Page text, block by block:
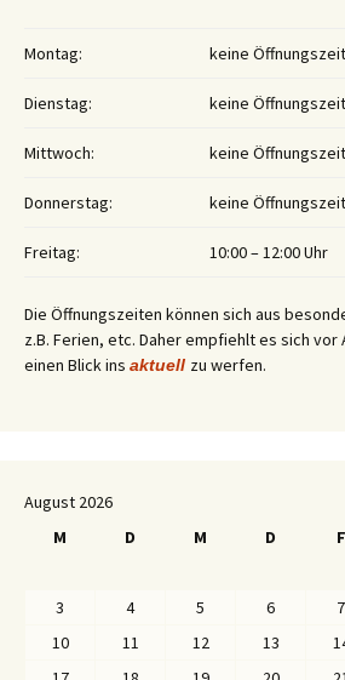
Montag: keine
Dienstag: keine
Mittwoch: keine
Donnerstag: keine
Freitag: 10:00 – 12:00 Uhr
Die Öffnungszeiten können sich aus
z.B. Ferien, etc. Daher empfiehlt es sich vor
einen Blick ins aktuell zu werfen.
August 2026
M
D M D F
3
4 5 6 7
10
11 12 13